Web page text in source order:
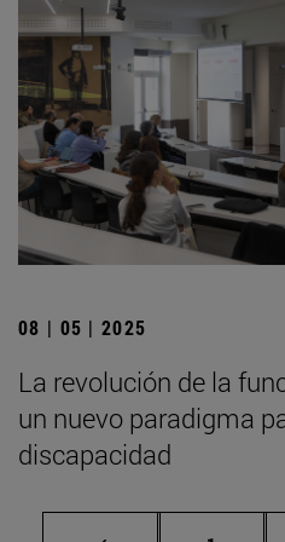
08 | 05 | 2025
La revolución de la
un nuevo paradigma
discapacidad